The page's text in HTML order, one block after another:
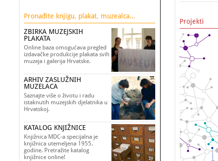
Pronađite knjigu, plakat, muzealca...
ZBIRKA MUZEJSKIH
PLAKATA
Online baza omogućava pregled
izdavačke produkcije plakata svih
muzeja i galerija Hrvatske.
ARHIV ZASLUŽNIH
MUZELACA
Saznajte više o životu i radu
istaknutih muzejskih djelatnika u
Hrvatskoj.
KATALOG KNJIŽNICE
Knjižnica MDC-a specijalna je
knjižnica utemeljena 1955.
godine. Pretražite katalog
knjižnice online!
Projekti